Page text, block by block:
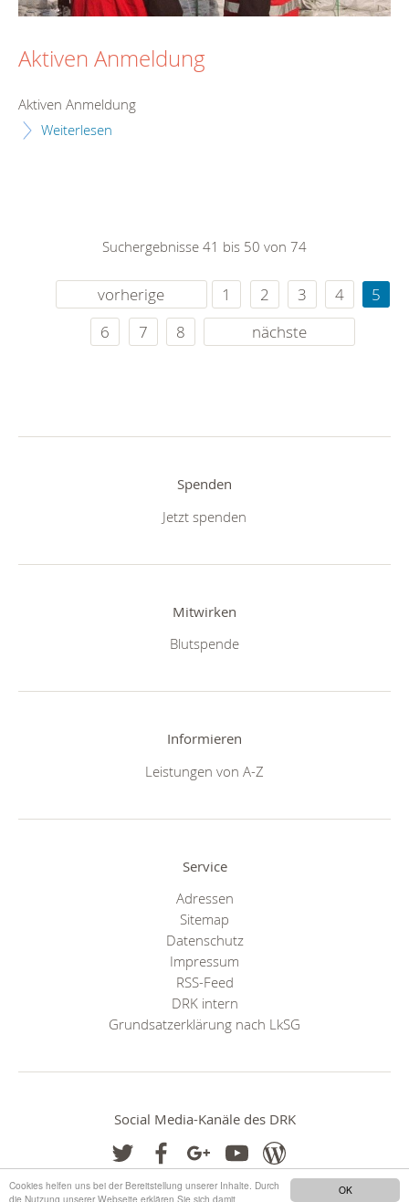
OK
Cookies helfen uns bei der Bereitstellung unserer Inhalte. Durch
die Nutzung unserer Webseite erklären Sie sich damit
Aktiven Anmeldung
Aktiven Anmeldung
Weiterlesen
Suchergebnisse 41 bis 50 von 74
vorherige 1 2 3 4
5
6
7 8 nächste
Spenden
Jetzt spenden
Mitwirken
Blutspende
Informieren
Leistungen von A-Z
Service
Adressen
Sitemap
Datenschutz
Impressum
RSS-Feed
DRK intern
Grundsatzerklärung nach LkSG
Social Media-Kanäle des DRK